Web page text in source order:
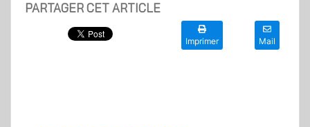
PARTAGER CET ARTICLE
Imprimer Mail